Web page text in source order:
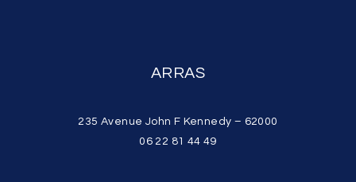
ARRAS
235 Avenue John F Kennedy – 62000
06 22 81 44 49